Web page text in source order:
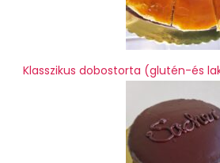
Klasszikus dobostorta (glutén-és